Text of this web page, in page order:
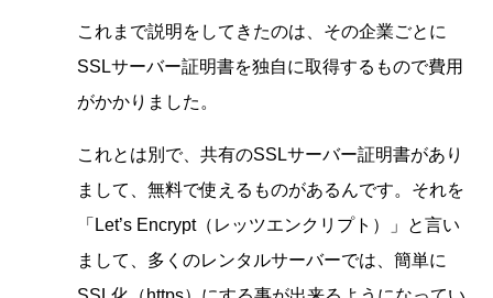
これまで説明をしてきたのは、その企業ごとに
SSLサーバー証明書を独自に取得するもので費用
がかかりました。
これとは別で、共有のSSLサーバー証明書があり
まして、無料で使えるものがあるんです。それを
「Let’s Encrypt（レッツエンクリプト）」と言い
まして、多くのレンタルサーバーでは、簡単に